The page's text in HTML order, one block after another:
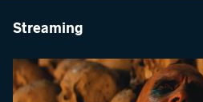
Streaming